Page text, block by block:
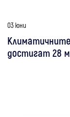
03 юни
достигат 28